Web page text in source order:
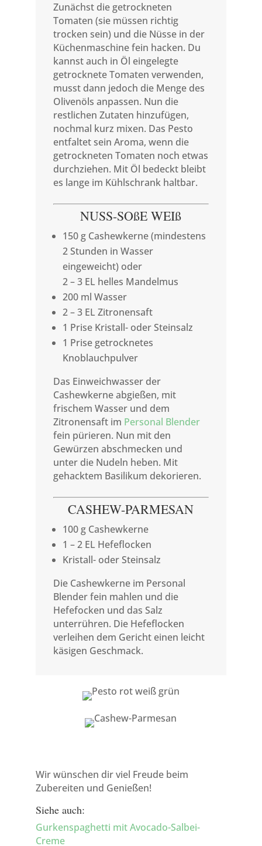
Zunächst die getrockneten
Tomaten (sie müssen richtig
trocken sein) und die Nüsse in der
Küchenmaschine fein hacken. Du
kannst auch in Öl eingelegte
getrocknete Tomaten verwenden,
musst dann jedoch die Menge des
Olivenöls anpassen. Nun die
restlichen Zutaten hinzufügen,
nochmal kurz mixen. Das Pesto
entfaltet sein Aroma, wenn die
getrockneten Tomaten noch etwas
durchziehen. Mit Öl bedeckt bleibt
es lange im Kühlschrank haltbar.
NUSS-SOßE WEIß
150 g Cashewkerne (mindestens
2 Stunden in Wasser
eingeweicht) oder
2 – 3 EL helles Mandelmus
200 ml Wasser
2 – 3 EL Zitronensaft
1 Prise Kristall- oder Steinsalz
1 Prise getrocknetes
Knoblauchpulver
Das Einweichwasser der
Cashewkerne abgießen, mit
frischem Wasser und dem
Zitronensaft im Personal Blender
fein pürieren. Nun mit den
Gewürzen abschmecken und
unter die Nudeln heben. Mit
gehacktem Basilikum dekorieren.
CASHEW-PARMESAN
100 g Cashewkerne
1 – 2 EL Hefeflocken
Kristall- oder Steinsalz
Die Cashewkerne im Personal
Blender fein mahlen und die
Hefefocken und das Salz
unterrühren. Die Hefeflocken
verleihen dem Gericht einen leicht
käsigen Geschmack.
Wir wünschen dir viel Freude beim
Zubereiten und Genießen!
Siehe auch:
Gurkenspaghetti mit Avocado-Salbei-
Creme